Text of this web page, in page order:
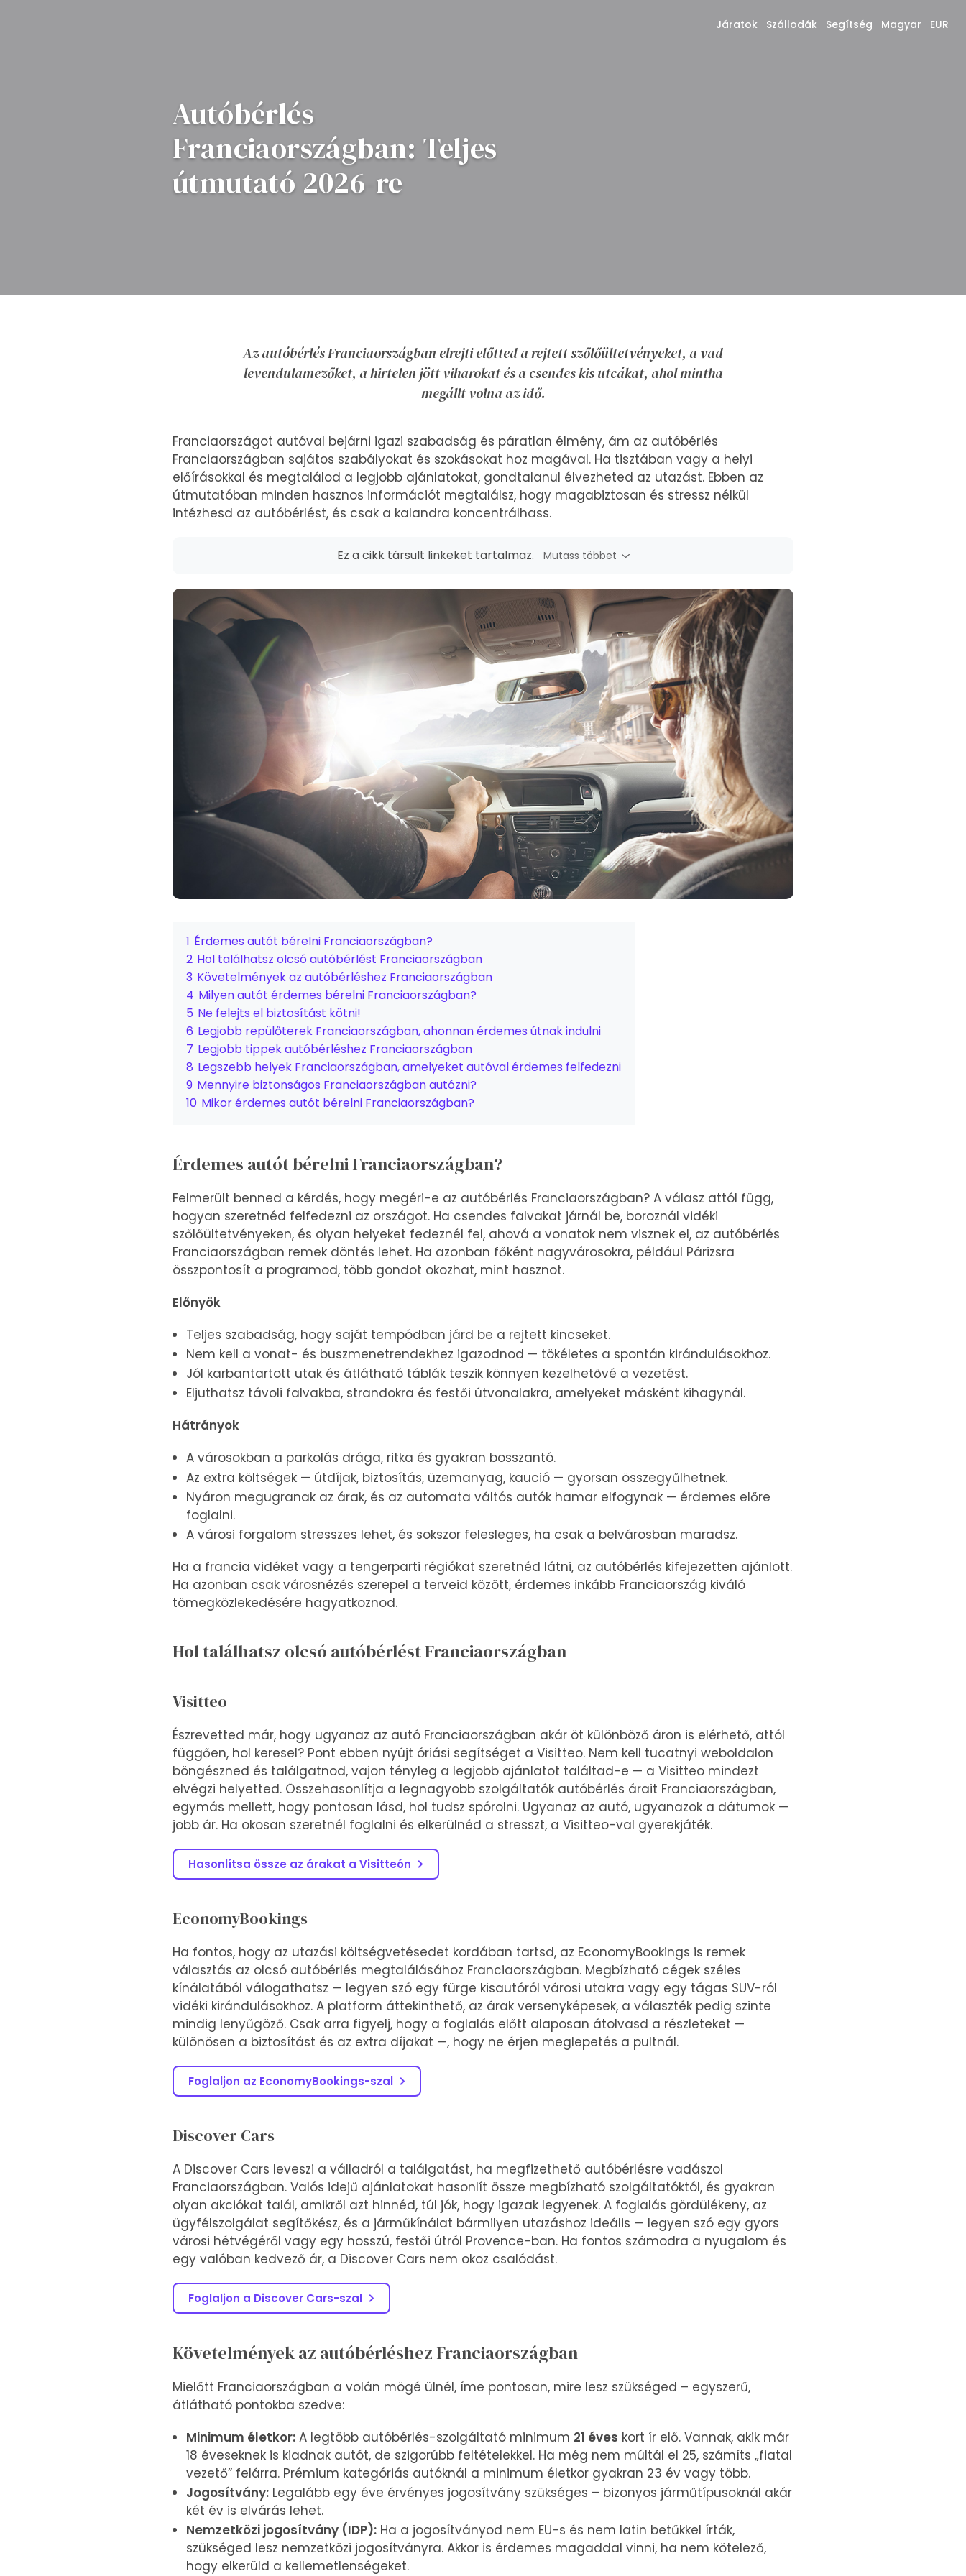
Járatok Szállodák Segítség Magyar EUR
Autóbérlés
Franciaországban: Teljes
útmutató 2026-re
Az autóbérlés Franciaországban elrejti előtted a rejtett szőlőültetvényeket, a vad
levendulamezőket, a hirtelen jött viharokat és a csendes kis utcákat, ahol mintha
megállt volna az idő.
Franciaországot autóval bejárni igazi szabadság és páratlan élmény, ám az autóbérlés
Franciaországban sajátos szabályokat és szokásokat hoz magával. Ha tisztában vagy a helyi
előírásokkal és megtalálod a legjobb ajánlatokat, gondtalanul élvezheted az utazást. Ebben az
útmutatóban minden hasznos információt megtalálsz, hogy magabiztosan és stressz nélkül
intézhesd az autóbérlést, és csak a kalandra koncentrálhass.
Ez a cikk társult linkeket tartalmaz. Mutass többet
1 Érdemes autót bérelni Franciaországban?
2 Hol találhatsz olcsó autóbérlést Franciaországban
3 Követelmények az autóbérléshez Franciaországban
4 Milyen autót érdemes bérelni Franciaországban?
5 Ne felejts el biztosítást kötni!
6 Legjobb repülőterek Franciaországban, ahonnan érdemes útnak indulni
7 Legjobb tippek autóbérléshez Franciaországban
8 Legszebb helyek Franciaországban, amelyeket autóval érdemes felfedezni
9 Mennyire biztonságos Franciaországban autózni?
10 Mikor érdemes autót bérelni Franciaországban?
Érdemes autót bérelni Franciaországban?
Felmerült benned a kérdés, hogy megéri-e az autóbérlés Franciaországban? A válasz attól függ,
hogyan szeretnéd felfedezni az országot. Ha csendes falvakat járnál be, boroznál vidéki
szőlőültetvényeken, és olyan helyeket fedeznél fel, ahová a vonatok nem visznek el, az autóbérlés
Franciaországban remek döntés lehet. Ha azonban főként nagyvárosokra, például Párizsra
összpontosít a programod, több gondot okozhat, mint hasznot.
Előnyök
Teljes szabadság, hogy saját tempódban járd be a rejtett kincseket.
Nem kell a vonat- és buszmenetrendekhez igazodnod — tökéletes a spontán kirándulásokhoz.
Jól karbantartott utak és átlátható táblák teszik könnyen kezelhetővé a vezetést.
Eljuthatsz távoli falvakba, strandokra és festői útvonalakra, amelyeket másként kihagynál.
Hátrányok
A városokban a parkolás drága, ritka és gyakran bosszantó.
Az extra költségek — útdíjak, biztosítás, üzemanyag, kaució — gyorsan összegyűlhetnek.
Nyáron megugranak az árak, és az automata váltós autók hamar elfogynak — érdemes előre
foglalni.
A városi forgalom stresszes lehet, és sokszor felesleges, ha csak a belvárosban maradsz.
Ha a francia vidéket vagy a tengerparti régiókat szeretnéd látni, az autóbérlés kifejezetten ajánlott.
Ha azonban csak városnézés szerepel a terveid között, érdemes inkább Franciaország kiváló
tömegközlekedésére hagyatkoznod.
Hol találhatsz olcsó autóbérlést Franciaországban
Visitteo
Észrevetted már, hogy ugyanaz az autó Franciaországban akár öt különböző áron is elérhető, attól
függően, hol keresel? Pont ebben nyújt óriási segítséget a Visitteo. Nem kell tucatnyi weboldalon
böngészned és találgatnod, vajon tényleg a legjobb ajánlatot találtad-e — a Visitteo mindezt
elvégzi helyetted. Összehasonlítja a legnagyobb szolgáltatók autóbérlés árait Franciaországban,
egymás mellett, hogy pontosan lásd, hol tudsz spórolni. Ugyanaz az autó, ugyanazok a dátumok —
jobb ár. Ha okosan szeretnél foglalni és elkerülnéd a stresszt, a Visitteo-val gyerekjáték.
Hasonlítsa össze az árakat a Visitteón
EconomyBookings
Ha fontos, hogy az utazási költségvetésedet kordában tartsd, az EconomyBookings is remek
választás az olcsó autóbérlés megtalálásához Franciaországban. Megbízható cégek széles
kínálatából válogathatsz — legyen szó egy fürge kisautóról városi utakra vagy egy tágas SUV-ról
vidéki kirándulásokhoz. A platform áttekinthető, az árak versenyképesek, a választék pedig szinte
mindig lenyűgöző. Csak arra figyelj, hogy a foglalás előtt alaposan átolvasd a részleteket —
különösen a biztosítást és az extra díjakat —, hogy ne érjen meglepetés a pultnál.
Foglaljon az EconomyBookings-szal
Discover Cars
A Discover Cars leveszi a válladról a találgatást, ha megfizethető autóbérlésre vadászol
Franciaországban. Valós idejű ajánlatokat hasonlít össze megbízható szolgáltatóktól, és gyakran
olyan akciókat talál, amikről azt hinnéd, túl jók, hogy igazak legyenek. A foglalás gördülékeny, az
ügyfélszolgálat segítőkész, és a járműkínálat bármilyen utazáshoz ideális — legyen szó egy gyors
városi hétvégéről vagy egy hosszú, festői útról Provence-ban. Ha fontos számodra a nyugalom és
egy valóban kedvező ár, a Discover Cars nem okoz csalódást.
Foglaljon a Discover Cars-szal
Követelmények az autóbérléshez Franciaországban
Mielőtt Franciaországban a volán mögé ülnél, íme pontosan, mire lesz szükséged – egyszerű,
átlátható pontokba szedve:
Minimum életkor: A legtöbb autóbérlés-szolgáltató minimum 21 éves kort ír elő. Vannak, akik már
18 éveseknek is kiadnak autót, de szigorúbb feltételekkel. Ha még nem múltál el 25, számíts „fiatal
vezető” felárra. Prémium kategóriás autóknál a minimum életkor gyakran 23 év vagy több.
Jogosítvány: Legalább egy éve érvényes jogosítvány szükséges – bizonyos járműtípusoknál akár
két év is elvárás lehet.
Nemzetközi jogosítvány (IDP): Ha a jogosítványod nem EU-s és nem latin betűkkel írták,
szükséged lesz nemzetközi jogosítványra. Akkor is érdemes magaddal vinni, ha nem kötelező,
hogy elkerüld a kellemetlenségeket.